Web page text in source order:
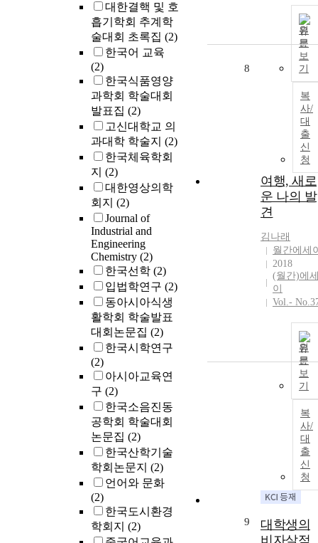
대한결핵 및 호
흡기학회 추계학
술대회 초록집 (2)
한국어 교육
(2)
한국식품영양
과학회 학술대회
발표집 (2)
고신대학교 의
과대학 학술지 (2)
한국체육학회
지 (2)
대한영상의학
회지 (2)
Journal of
Industrial and
Engineering
Chemistry (2)
한국선학 (2)
입법학연구 (2)
동아시아식생
활학회 학술발표
대회논문집 (2)
한국시학연구
(2)
아시아교육연
구 (2)
한국소음진동
공학회 학술대회
논문집 (2)
한국산학기술
학회논문지 (2)
언어와 문화
(2)
한국도시환경
학회지 (2)
원
문
보
기
복
사/
대
출
신
청
8
여행, 새로
운 나의 발
견
김나래
월간에세
2018
(월간)에
이
Vol.-
원
문
보
기
복
사/
대
출
신
청
9
대학생의